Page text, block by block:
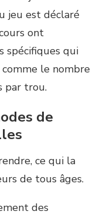
jeu est déclaré
ont
spécifiques qui
le nombre
par trou.
de
ce qui la
de tous âges.
des